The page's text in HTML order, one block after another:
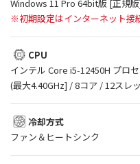
Windows 11 Pro 64bit版 [正規
※初期設定はインターネット接
CPU
インテル Core i5-12450H プロ
(最大4.40GHz] / 8コア / 12スレ
冷却方式
ファン＆ヒートシンク